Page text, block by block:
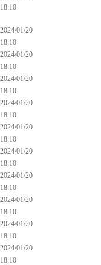
18:10
2024/01/20
18:10
2024/01/20
18:10
2024/01/20
18:10
2024/01/20
18:10
2024/01/20
18:10
2024/01/20
18:10
2024/01/20
18:10
2024/01/20
18:10
2024/01/20
18:10
2024/01/20
18:10